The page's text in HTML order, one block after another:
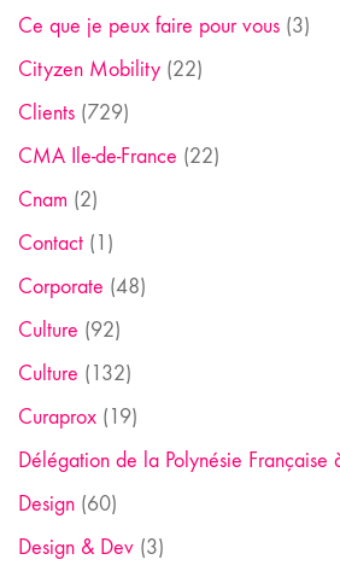
Ce que je peux faire pour vous (3)
Cityzen Mobility (22)
Clients (729)
CMA Ile-de-France (22)
Cnam (2)
Contact (1)
Corporate (48)
Culture (92)
Culture (132)
Curaprox (19)
Délégation de la Polynésie Française
Design (60)
Design & Dev (3)